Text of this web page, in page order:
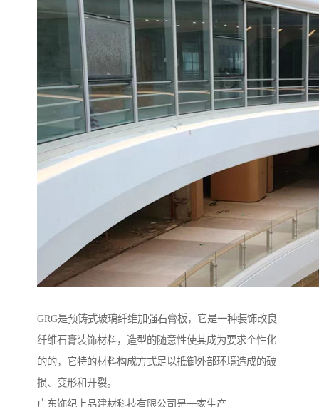
GRG是预铸式玻璃纤维加强石膏板，它是一种装饰改良
纤维石膏装饰材料，造型的随意性使其成为要求个性化
的的，它特的材料构成方式足以抵御外部环境造成的破
损、变形和开裂。
广东饰纪上品建材科技有限公司是一家生产